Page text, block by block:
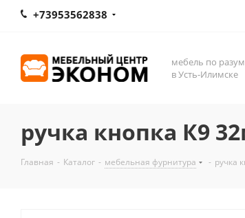
+73953562838
мебель по
в Усть-Илимске
ручка кнопка К9
Главная - Каталог - мебельная фурнитура - ручка